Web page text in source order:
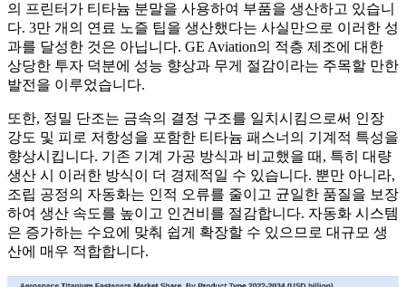
의 프린터가 티타늄 분말을 사용하여 부품을 생산하고 있습니
다. 3만 개의 연료 노즐 팁을 생산했다는 사실만으로 이러한 성
과를 달성한 것은 아닙니다. GE Aviation의 적층 제조에 대한
상당한 투자 덕분에 성능 향상과 무게 절감이라는 주목할 만한
발전을 이루었습니다.
또한, 정밀 단조는 금속의 결정 구조를 일치시킴으로써 인장
강도 및 피로 저항성을 포함한 티타늄 패스너의 기계적 특성을
향상시킵니다. 기존 기계 가공 방식과 비교했을 때, 특히 대량
생산 시 이러한 방식이 더 경제적일 수 있습니다. 뿐만 아니라,
조립 공정의 자동화는 인적 오류를 줄이고 균일한 품질을 보장
하여 생산 속도를 높이고 인건비를 절감합니다. 자동화 시스템
은 증가하는 수요에 맞춰 쉽게 확장할 수 있으므로 대규모 생
산에 매우 적합합니다.